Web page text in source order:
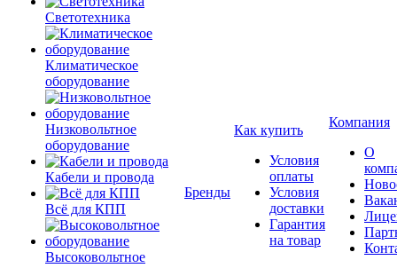
Светотехника
Климатическое
оборудование
Низковольтное
оборудование
Кабели и провода
Всё для КПП
Высоковольтное
Бренды
Как купить
Условия
оплаты
Условия
доставки
Гарантия
на товар
Компания
О